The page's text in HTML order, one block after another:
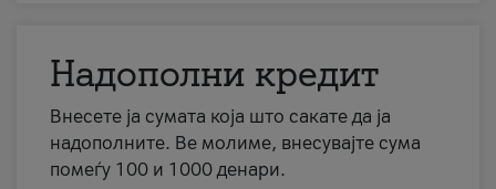
Надополни кредит
Внесете ја сумата која што сакате да ја
надополните. Ве молиме, внесувајте сума
помеѓу 100 и 1000 денари.